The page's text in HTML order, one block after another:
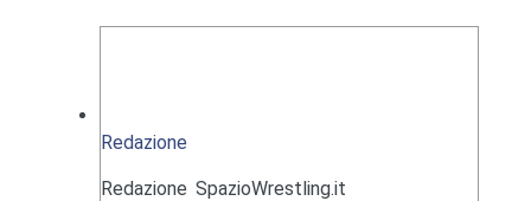
Redazione
Redazione SpazioWrestling.it